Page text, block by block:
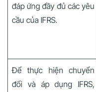
đáp ứng đầy đủ các yêu
cầu của IFRS.
Để thực hiện chuyển
đổi và áp dụng IFRS,